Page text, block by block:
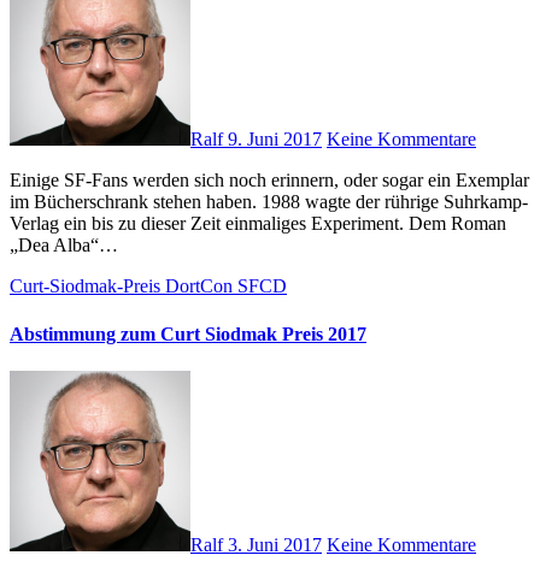
Ralf9. Juni 2017 Keine Kommentare
Einige SF-Fans werden sich noch erinnern, oder sogar ein Exemplar
im Bücherschrank stehen haben. 1988 wagte der rührige Suhrkamp-
Verlag ein bis zu dieser Zeit einmaliges Experiment. Dem Roman
„Dea Alba“…
Curt-Siodmak-Preis DortCon SFCD
Abstimmung zum Curt Siodmak Preis 2017
Ralf3. Juni 2017 Keine Kommentare